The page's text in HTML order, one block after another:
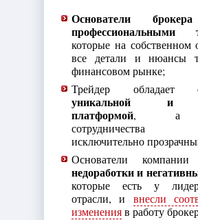
Основатели брокера
профессиональными
которые на собственном
все детали и нюансы
финансовом рынке;
Трейдер обладает
уникальной и
платформой, а
сотрудничества
исключительно
Основатели компании
недоработки и
которые есть у
отрасли, и внесли
измененияв работу